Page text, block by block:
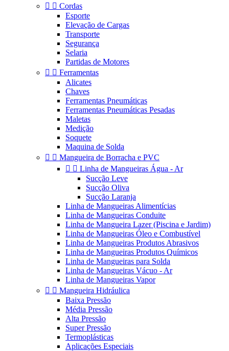
  Cordas
Esporte
Elevação de Cargas
Transporte
Segurança
Selaria
Partidas de Motores
  Ferramentas
Alicates
Chaves
Ferramentas Pneumáticas
Ferramentas Pneumáticas Pesadas
Maletas
Medição
Soquete
Maquina de Solda
  Mangueira de Borracha e PVC
  Linha de Mangueiras Água - Ar
Sucção Leve
Sucção Oliva
Sucção Laranja
Linha de Mangueiras Alimentícias
Linha de Mangueiras Conduite
Linha de Mangueira Lazer (Piscina e Jardim)
Linha de Mangueiras Óleo e Combustível
Linha de Mangueiras Produtos Abrasivos
Linha de Mangueiras Produtos Químicos
Linha de Mangueiras para Solda
Linha de Mangueiras Vácuo - Ar
Linha de Mangueiras Vapor
  Mangueira Hidráulica
Baixa Pressão
Média Pressão
Alta Pressão
Super Pressão
Termoplásticas
Aplicações Especiais